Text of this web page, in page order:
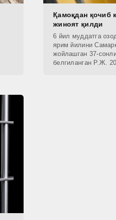
Қамоқдан қочиб
жиноят қилди
6 йил муддатга
ярим йилини
жойлашган 37-
белгиланган Р.Ж.